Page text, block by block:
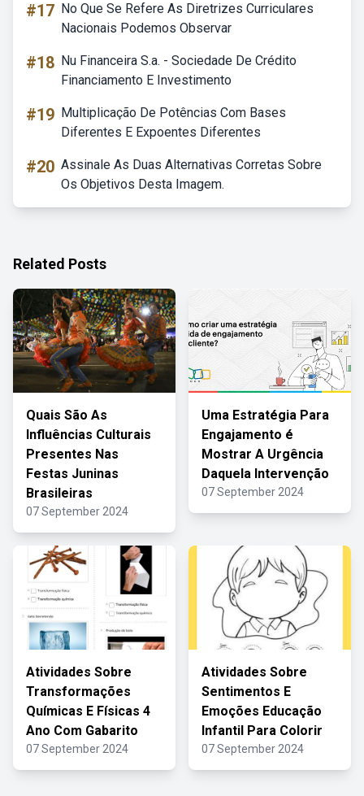
#17 No Que Se Refere As Diretrizes Curriculares
Nacionais Podemos Observar
#18 Nu Financeira S.a. - Sociedade De Crédito
Financiamento E Investimento
#19 Multiplicação De Potências Com Bases
Diferentes E Expoentes Diferentes
#20 Assinale As Duas Alternativas Corretas Sobre
Os Objetivos Desta Imagem.
Related Posts
Quais São As
Influências Culturais
Presentes Nas
Festas Juninas
Brasileiras
07 September 2024
Uma Estratégia Para
Engajamento é
Mostrar A Urgência
Daquela Intervenção
07 September 2024
Atividades Sobre
Transformações
Químicas E Físicas 4
Ano Com Gabarito
07 September 2024
Atividades Sobre
Sentimentos E
Emoções Educação
Infantil Para Colorir
07 September 2024